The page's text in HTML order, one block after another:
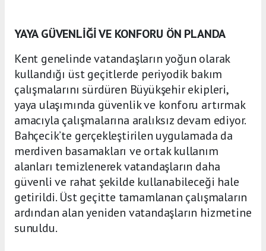
YAYA GÜVENLİĞİ VE KONFORU ÖN PLANDA
Kent genelinde vatandaşların yoğun olarak
kullandığı üst geçitlerde periyodik bakım
çalışmalarını sürdüren Büyükşehir ekipleri,
yaya ulaşımında güvenlik ve konforu artırmak
amacıyla çalışmalarına aralıksız devam ediyor.
Bahçecik’te gerçekleştirilen uygulamada da
merdiven basamakları ve ortak kullanım
alanları temizlenerek vatandaşların daha
güvenli ve rahat şekilde kullanabileceği hale
getirildi. Üst geçitte tamamlanan çalışmaların
ardından alan yeniden vatandaşların hizmetine
sunuldu.